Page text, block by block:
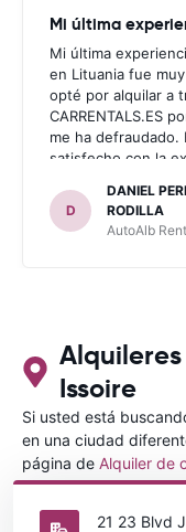
Mi última
Mi última
en Lituania fue
opté por alquilar a
CARRENTALS.ES
me ha defraudado.
satisfecho con la
invitaron a adquirir
había leído en
anteriores viajes
para ALBANIA
D
DANIEL
RODILLA
AutoAlb
Issoire
Si usted está
en una ciudad
página de Alquiler de
elegir en qué ciudad
21 23 Blvd